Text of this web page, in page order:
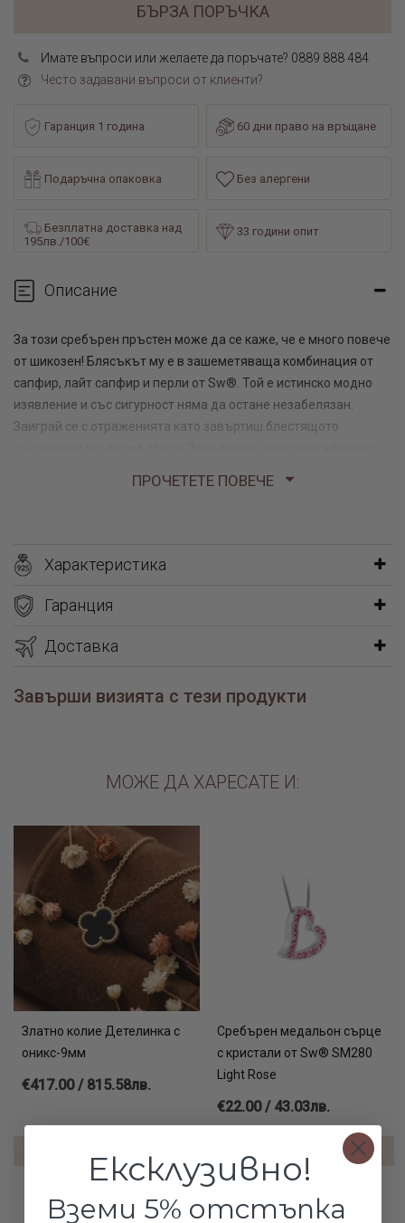
БЪРЗА ПОРЪЧКА
Имате въпроси или желаете да поръчате? 0889 888 484
Често задавани въпроси от клиенти?
Гаранция 1 година 60 дни право на връщане
Подаръчна опаковка Без алергени
Безплатна доставка над
195лв./100€
33 години опит
Описание
За този сребърен пръстен може да се каже, че е много повече
от шикозен! Блясъкът му е в зашеметяваща комбинация от
сапфир, лайт сапфир и перли от Sw®. Той е истинско модно
изявление и със сигурност няма да остане незабелязан.
Заиграй се с отраженията като завъртиш блестящото
ПРОЧЕТЕТЕ ПОВЕЧЕ
Характеристика
Гаранция
Доставка
Завърши визията с тези продукти
МОЖЕ ДА ХАРЕСАТЕ И:
Златно колие Детелинка с
оникс-9мм
€417.00 / 815.58лв.
Сребърен медальон сърце
с кристали от Sw® SM280
Light Rose
€22.00 / 43.03лв.
ДОБАВИ В КОЛИЧКАТА
Ексклузивно!
Вземи 5% отстъпка